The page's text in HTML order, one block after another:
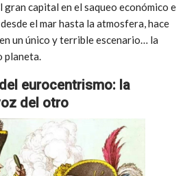
gran capital en el saqueo económico e
el mar hasta la atmosfera, hace
un único y terrible escenario… la
planeta.
eurocentrismo: la
del otro